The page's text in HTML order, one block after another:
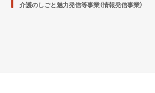
介護のしごと魅力発信等事業（情報発信事業）